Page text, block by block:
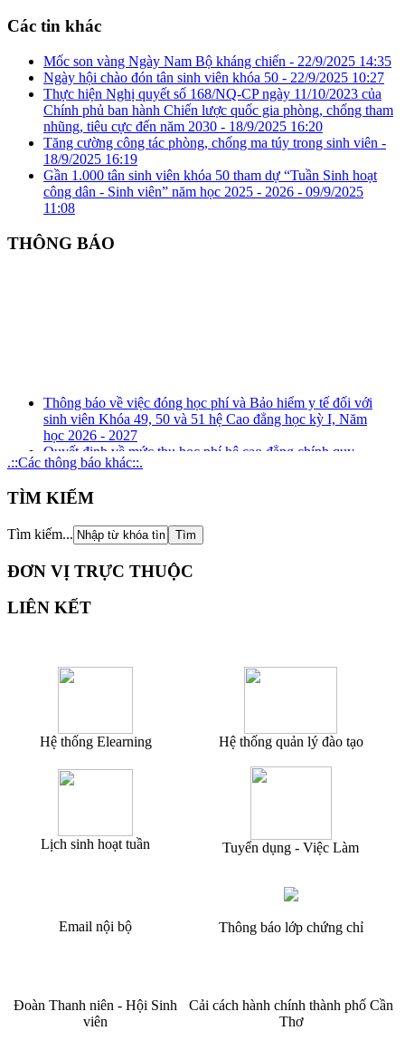
Các tin khác
Mốc son vàng Ngày Nam Bộ kháng chiến - 22/9/2025 14:35
Ngày hội chào đón tân sinh viên khóa 50 - 22/9/2025 10:27
Thực hiện Nghị quyết số 168/NQ-CP ngày 11/10/2023 của
Chính phủ ban hành Chiến lược quốc gia phòng, chống tham
nhũng, tiêu cực đến năm 2030 - 18/9/2025 16:20
Tăng cường công tác phòng, chống ma túy trong sinh viên -
18/9/2025 16:19
Gần 1.000 tân sinh viên khóa 50 tham dự “Tuần Sinh hoạt
công dân - Sinh viên” năm học 2025 - 2026 - 09/9/2025
11:08
THÔNG BÁO
Thông báo về việc đóng học phí và Bảo hiểm y tế đối với
sinh viên Khóa 49, 50 và 51 hệ Cao đẳng học kỳ I, Năm
học 2026 - 2027
Quyết định về mức thu học phí hệ cao đẳng chính quy
(ngành đào tạo nghề) năm học 2026 - 2027
phòng, chống tham nhũng, tiêu cực năm 2026
Thông báo Kết quả xét thăng hạng chức danh nghề nghiệp
đối với giảng viên giáo dục nghề nghiệp từ hạng III lên
hạng II và tương đương
.::Các thông báo khác::.
TÌM KIẾM
Tìm kiếm...
ĐƠN VỊ TRỰC THUỘC
LIÊN KẾT
Hệ thống Elearning Hệ thống quản lý đào tạo
Lịch sinh hoạt tuần Tuyển dụng - Việc Làm
Email nội bộ Thông báo lớp chứng chỉ
Đoàn Thanh niên - Hội Sinh
viên
Cải cách hành chính thành phố Cần
Thơ